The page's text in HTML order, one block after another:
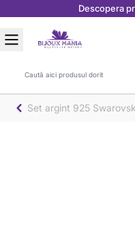
Descopera
Căutare
Set argint 925